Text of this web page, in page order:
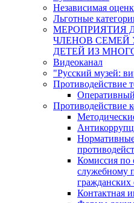
Независимая
Льготные
МЕРОПРИЯТИЯ
ЧЛЕНОВ СЕМЕЙ
ДЕТЕЙ ИЗ
Видеоканал
"Русский музей:
Противодействие
Противодействие
Комиссия по
служебному
Контактная